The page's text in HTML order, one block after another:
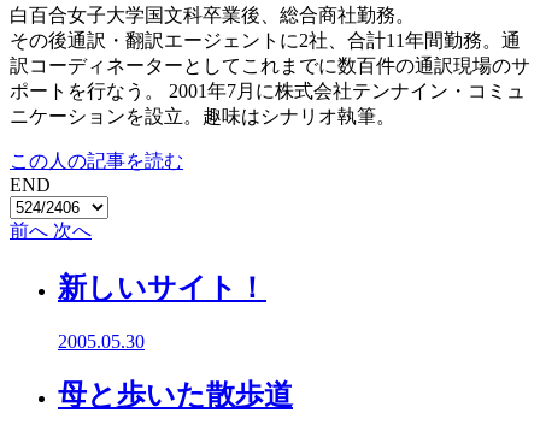
白百合女子大学国文科卒業後、総合商社勤務。
その後通訳・翻訳エージェントに2社、合計11年間勤務。通
訳コーディネーターとしてこれまでに数百件の通訳現場のサ
ポートを行なう。 2001年7月に株式会社テンナイン・コミュ
ニケーションを設立。趣味はシナリオ執筆。
この人の記事を読む
END
前へ 次へ
新しいサイト！
2005.05.30
母と歩いた散歩道